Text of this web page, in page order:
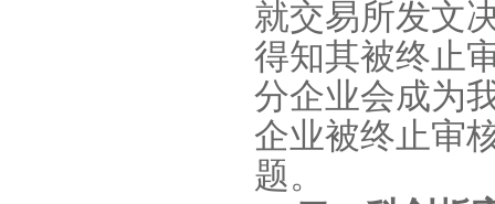
就交易所发文
得知其被终止
分企业会成为
企业被终止审
题。